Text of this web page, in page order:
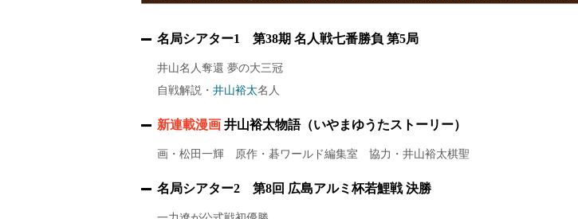
名局シアター1 第38期 名人戦七番勝負 第5局
井山名人奪還 夢の大三冠
自戦解説・ 井山裕太名人
新連載漫画 井山裕太物語（いやまゆうたストーリー）
画・松田一輝 原作・碁ワールド編集室 協力・井山裕太棋聖
名局シアター2 第8回 広島アルミ杯若鯉戦 決勝